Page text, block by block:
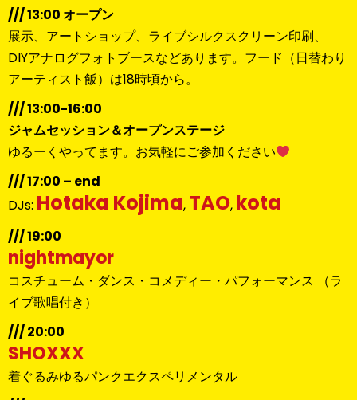
/// 13:00 オープン
展示、アートショップ、ライブシルクスクリーン印刷、
DIYアナログフォトブースなどあります。フード（日替わり
アーティスト飯）は18時頃から。
/// 13:00-16:00
ジャムセッション＆オープンステージ
ゆるーくやってます。お気軽にご参加ください
/// 17:00 – end
DJs: Hotaka Kojima, TAO, kota
/// 19:00
nightmayor
コスチューム・ダンス・コメディー・パフォーマンス （ラ
イブ歌唱付き）
/// 20:00
SHOXXX
着ぐるみゆるパンクエクスペリメンタル